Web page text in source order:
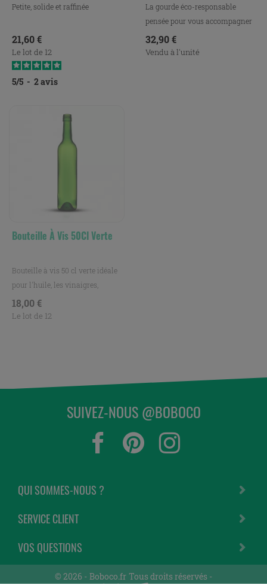
Petite, solide et raffinée
Prix
21,60 €
Le lot de 12
5/5 - 2avis
La gourde éco-responsable
pensée pour vous accompagner
partout.
Prix
32,90 €
Vendu à l'unité
Bouteille À Vis 50Cl Verte
Bouteille à vis 50 cl verte idéale
pour l'huile, les vinaigres,
vinaigrettes et...
Prix
18,00 €
Le lot de 12
QUI SOMMES-NOUS ?
SERVICE CLIENT
VOS QUESTIONS
SUIVEZ-NOUS @BOBOCO
© 2026 - Boboco.fr Tous droits réservés -